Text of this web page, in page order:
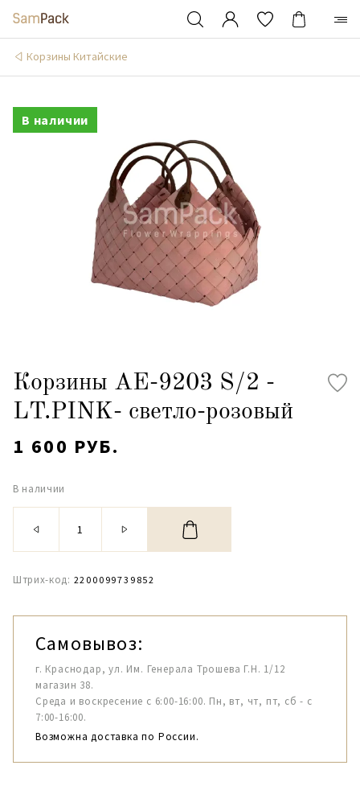
Корзины Китайские
В наличии
Корзины АЕ-9203 S/2 -
LT.PINK- светло-розовый
1 600 РУБ.
В наличии
Штрих-код: 2200099739852
Самовывоз:
г. Краснодар, ул. Им. Генерала Трошева Г.Н. 1/12
магазин 38.
Среда и воскресение с 6:00-16:00. Пн, вт, чт, пт, сб - с
7:00-16:00.
Возможна доставка по России.